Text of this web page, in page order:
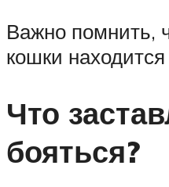
Важно помнить,
кошки
Что
бояться?